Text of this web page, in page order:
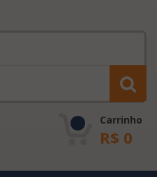
Carrinho
R$ 0